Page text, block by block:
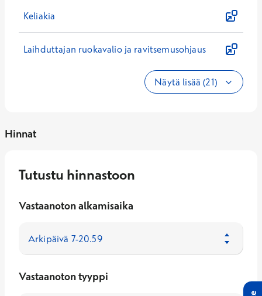
Keliakia
Laihduttajan ruokavalio ja ravitsemusohjaus
Näytä lisää (21)
Hinnat
Tutustu hinnastoon
Vastaanoton alkamisaika
Vastaanoton tyyppi